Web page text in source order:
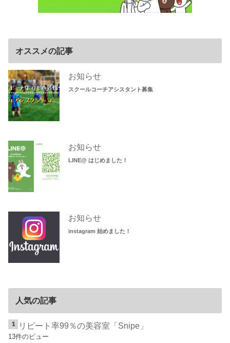
オススメの記事
お知らせ
スクールコーチアシスタント募集
お知らせ
LINE@ はじめました！
お知らせ
instagram 始めました！
人気の記事
リピート率99％の美容室「Snipe」
13件のビュー